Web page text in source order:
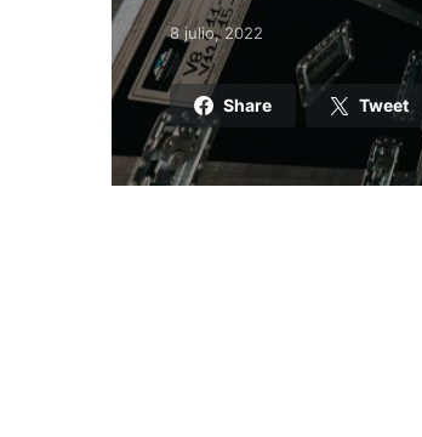
Posted on
8 julio, 2022
Share Tweet